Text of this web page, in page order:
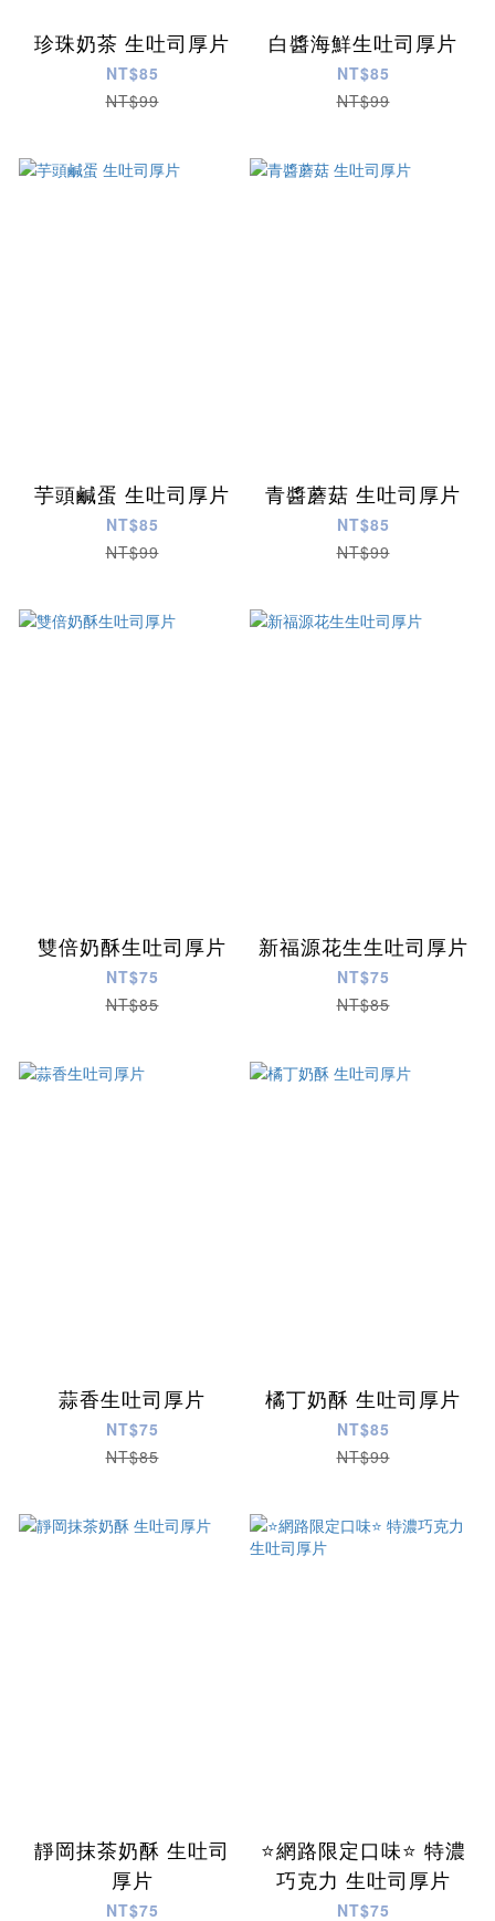
珍珠奶茶 生吐司厚片
NT$85
NT$99
白醬海鮮生吐司厚片
NT$85
NT$99
芋頭鹹蛋 生吐司厚片
NT$85
NT$99
青醬蘑菇 生吐司厚片
NT$85
NT$99
雙倍奶酥生吐司厚片
NT$75
NT$85
新福源花生生吐司厚片
NT$75
NT$85
蒜香生吐司厚片
NT$75
NT$85
橘丁奶酥 生吐司厚片
NT$85
NT$99
靜岡抹茶奶酥 生吐司
厚片
NT$75
⭐️網路限定口味⭐️ 特濃
巧克力 生吐司厚片
NT$75